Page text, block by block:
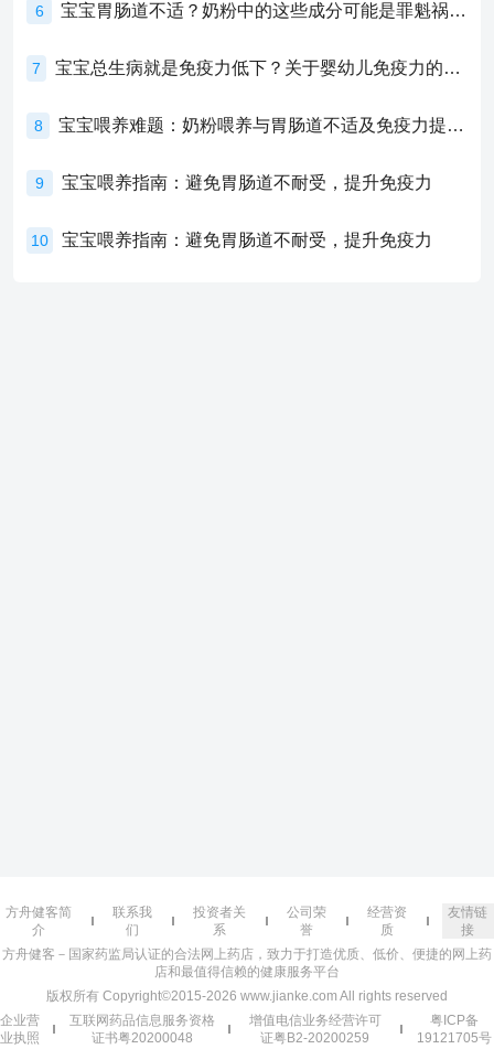
6 宝宝胃肠道不适？奶粉中的这些成分可能是罪魁祸首！
7 宝宝总生病就是免疫力低下？关于婴幼儿免疫力的真相，家长必须了解！
8 宝宝喂养难题：奶粉喂养与胃肠道不适及免疫力提升的奥秘
9 宝宝喂养指南：避免胃肠道不耐受，提升免疫力
10 宝宝喂养指南：避免胃肠道不耐受，提升免疫力
方舟健客简
介
联系我
们
投资者关
系
公司荣
誉
经营资
质
友情链
接
方舟健客－国家药监局认证的合法网上药店，致力于打造优质、低价、便捷的网上药
店和最值得信赖的健康服务平台
版权所有 Copyright©2015-2026 www.jianke.com All rights reserved
企业营
业执照
互联网药品信息服务资格
证书粤20200048
增值电信业务经营许可
证粤B2-20200259
粤ICP备
19121705号